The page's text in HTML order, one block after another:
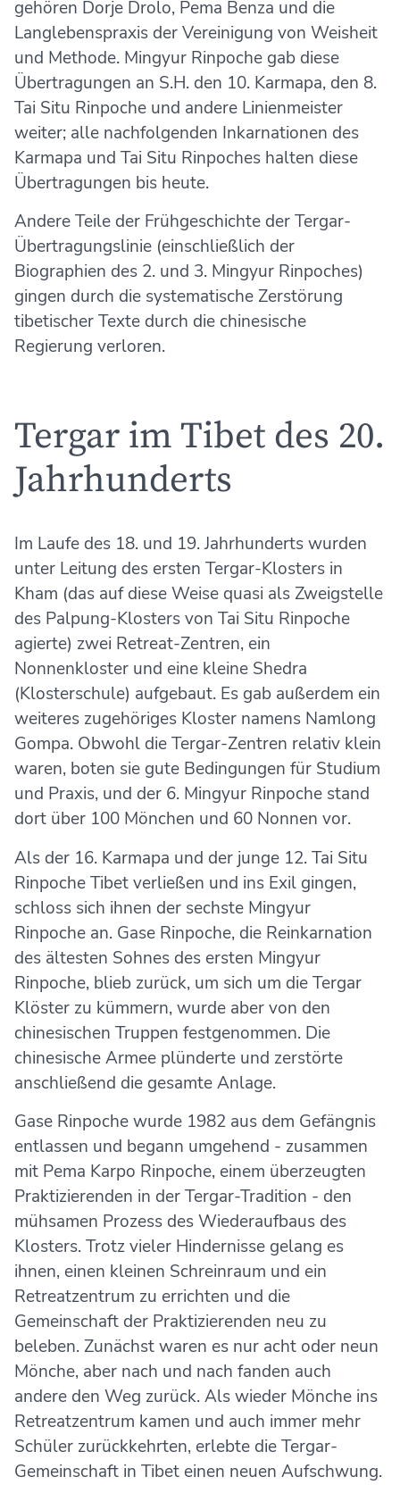
gehören Dorje Drolo, Pema Benza und die
Langlebenspraxis der Vereinigung von Weisheit
und Methode. Mingyur Rinpoche gab diese
Übertragungen an S.H. den 10. Karmapa, den 8.
Tai Situ Rinpoche und andere Linienmeister
weiter; alle nachfolgenden Inkarnationen des
Karmapa und Tai Situ Rinpoches halten diese
Übertragungen bis heute.
Andere Teile der Frühgeschichte der Tergar-
Übertragungslinie (einschließlich der
Biographien des 2. und 3. Mingyur Rinpoches)
gingen durch die systematische Zerstörung
tibetischer Texte durch die chinesische
Regierung verloren.
Tergar im Tibet des 20.
Jahrhunderts
Im Laufe des 18. und 19. Jahrhunderts wurden
unter Leitung des ersten Tergar-Klosters in
Kham (das auf diese Weise quasi als Zweigstelle
des Palpung-Klosters von Tai Situ Rinpoche
agierte) zwei Retreat-Zentren, ein
Nonnenkloster und eine kleine Shedra
(Klosterschule) aufgebaut. Es gab außerdem ein
weiteres zugehöriges Kloster namens Namlong
Gompa. Obwohl die Tergar-Zentren relativ klein
waren, boten sie gute Bedingungen für Studium
und Praxis, und der 6. Mingyur Rinpoche stand
dort über 100 Mönchen und 60 Nonnen vor.
Als der 16. Karmapa und der junge 12. Tai Situ
Rinpoche Tibet verließen und ins Exil gingen,
schloss sich ihnen der sechste Mingyur
Rinpoche an. Gase Rinpoche, die Reinkarnation
des ältesten Sohnes des ersten Mingyur
Rinpoche, blieb zurück, um sich um die Tergar
Klöster zu kümmern, wurde aber von den
chinesischen Truppen festgenommen. Die
chinesische Armee plünderte und zerstörte
anschließend die gesamte Anlage.
Gase Rinpoche wurde 1982 aus dem Gefängnis
entlassen und begann umgehend - zusammen
mit Pema Karpo Rinpoche, einem überzeugten
Praktizierenden in der Tergar-Tradition - den
mühsamen Prozess des Wiederaufbaus des
Klosters. Trotz vieler Hindernisse gelang es
ihnen, einen kleinen Schreinraum und ein
Retreatzentrum zu errichten und die
Gemeinschaft der Praktizierenden neu zu
beleben. Zunächst waren es nur acht oder neun
Mönche, aber nach und nach fanden auch
andere den Weg zurück. Als wieder Mönche ins
Retreatzentrum kamen und auch immer mehr
Schüler zurückkehrten, erlebte die Tergar-
Gemeinschaft in Tibet einen neuen Aufschwung.